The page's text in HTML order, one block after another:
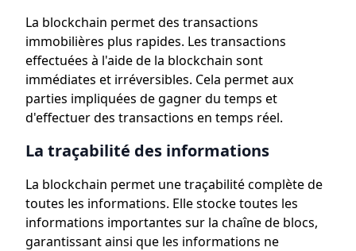
La blockchain permet des transactions
immobilières plus rapides. Les transactions
effectuées à l'aide de la blockchain sont
immédiates et irréversibles. Cela permet aux
parties impliquées de gagner du temps et
d'effectuer des transactions en temps réel.
La traçabilité des informations
La blockchain permet une traçabilité complète de
toutes les informations. Elle stocke toutes les
informations importantes sur la chaîne de blocs,
garantissant ainsi que les informations ne